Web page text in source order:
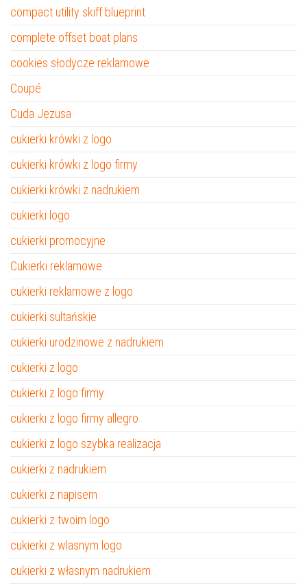
compact utility skiff blueprint
complete offset boat plans
cookies słodycze reklamowe
Coupé
Cuda Jezusa
cukierki krówki z logo
cukierki krówki z logo firmy
cukierki krówki z nadrukiem
cukierki logo
cukierki promocyjne
Cukierki reklamowe
cukierki reklamowe z logo
cukierki sultańskie
cukierki urodzinowe z nadrukiem
cukierki z logo
cukierki z logo firmy
cukierki z logo firmy allegro
cukierki z logo szybka realizacja
cukierki z nadrukiem
cukierki z napisem
cukierki z twoim logo
cukierki z wlasnym logo
cukierki z własnym nadrukiem